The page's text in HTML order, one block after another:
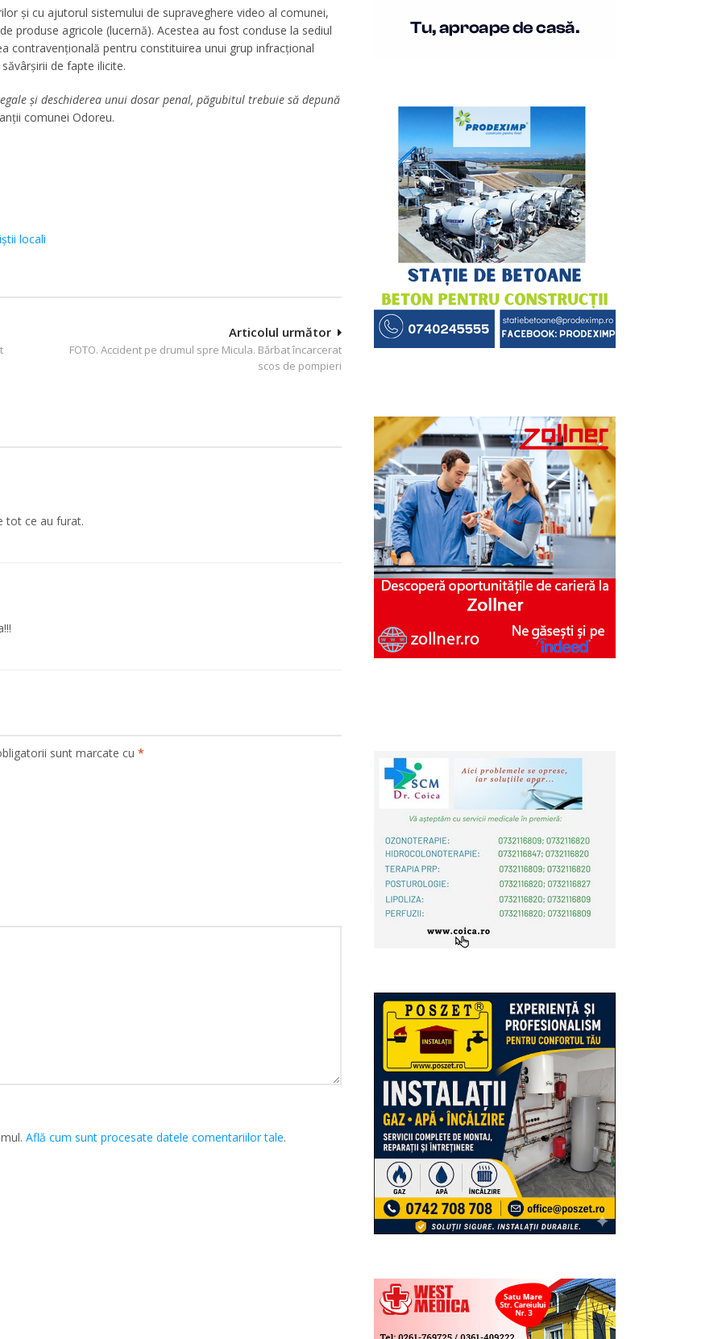
și cu ajutorul sistemului de supraveghere video al comunei,
produse agricole (lucernă). Acestea au fost conduse la sediul
contravențională pentru constituirea unui grup infracțional
de fapte ilicite.
și deschiderea unui dosar penal, păgubitul trebuie să depună
comunei Odoreu.
locali
Articolul următor
FOTO. Accident pe drumul spre Micula. Bărbat încarcerat
scos de pompieri
tot ce au furat.
sunt marcate cu *
Află cum sunt procesate datele comentariilor tale.